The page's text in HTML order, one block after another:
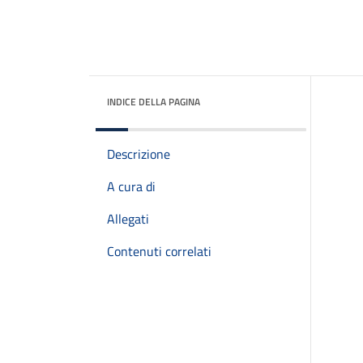
INDICE DELLA PAGINA
Descrizione
A cura di
Allegati
Contenuti correlati